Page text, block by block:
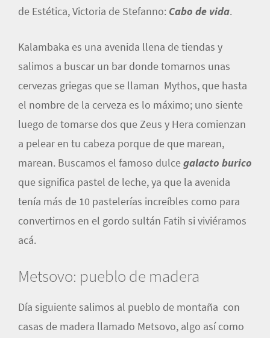
de Estética, Victoria de Stefanno: Cabo de vida.
Kalambaka es una avenida llena de tiendas y
salimos a buscar un bar donde tomarnos unas
cervezas griegas que se llaman Mythos, que hasta
el nombre de la cerveza es lo máximo; uno siente
luego de tomarse dos que Zeus y Hera comienzan
a pelear en tu cabeza porque de que marean,
marean. Buscamos el famoso dulcegalacto burico
que significa pastel de leche, ya que la avenida
tenía más de 10 pastelerías increíbles como para
convertirnos en el gordo sultán Fatih si viviéramos
acá.
Metsovo: pueblo de madera
Día siguiente salimos al pueblo de montaña con
casas de madera llamado Metsovo, algo así como